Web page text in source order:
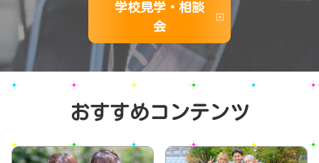
学校見学・相談
会
おすすめコンテンツ